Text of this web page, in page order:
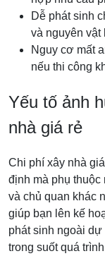
Dễ phát sinh
và nguyên vật
Nguy cơ mất
nếu thi công
Yếu tố ảnh
nhà giá rẻ
Chi phí xây nhà
định mà phụ thuộc
và chủ quan khác
giúp bạn lên kế
phát sinh ngoài dự
trong suốt quá